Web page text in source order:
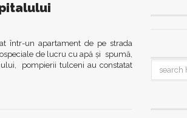
într-un apartament de pe strada
de lucru cu apă şi spumă,
pompierii tulceni au constatat